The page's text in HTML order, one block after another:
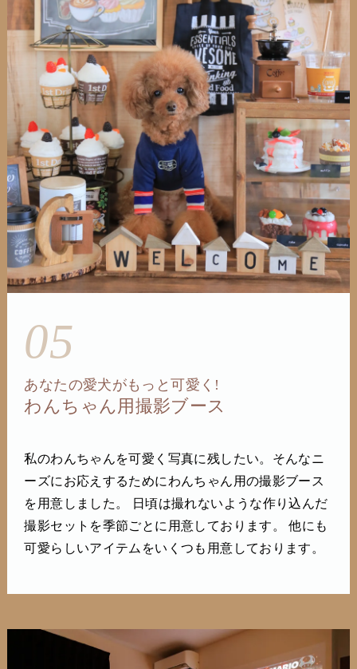
05
あなたの愛犬がもっと可愛く!
わんちゃん用撮影ブース
私のわんちゃんを可愛く写真に残したい。そんなニ
ーズにお応えするためにわんちゃん用の撮影ブース
を用意しました。 日頃は撮れないような作り込んだ
撮影セットを季節ごとに用意しております。 他にも
可愛らしいアイテムをいくつも用意しております。